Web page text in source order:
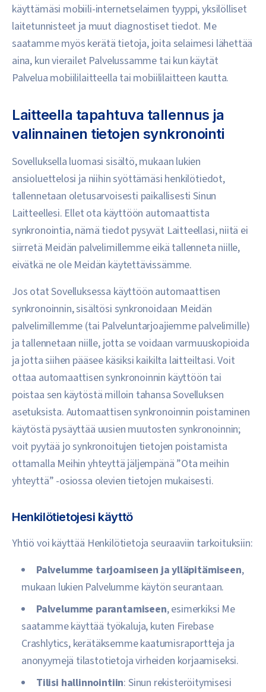
käyttämäsi mobiili-internetselaimen tyyppi, yksilölliset
laitetunnisteet ja muut diagnostiset tiedot. Me
saatamme myös kerätä tietoja, joita selaimesi lähettää
aina, kun vierailet Palvelussamme tai kun käytät
Palvelua mobiililaitteella tai mobiililaitteen kautta.
Laitteella tapahtuva tallennus ja
valinnainen tietojen synkronointi
Sovelluksella luomasi sisältö, mukaan lukien
ansioluettelosi ja niihin syöttämäsi henkilötiedot,
tallennetaan oletusarvoisesti paikallisesti Sinun
Laitteellesi. Ellet ota käyttöön automaattista
synkronointia, nämä tiedot pysyvät Laitteellasi, niitä ei
siirretä Meidän palvelimillemme eikä tallenneta niille,
eivätkä ne ole Meidän käytettävissämme.
Jos otat Sovelluksessa käyttöön automaattisen
synkronoinnin, sisältösi synkronoidaan Meidän
palvelimillemme (tai Palveluntarjoajiemme palvelimille)
ja tallennetaan niille, jotta se voidaan varmuuskopioida
ja jotta siihen pääsee käsiksi kaikilta laitteiltasi. Voit
ottaa automaattisen synkronoinnin käyttöön tai
poistaa sen käytöstä milloin tahansa Sovelluksen
asetuksista. Automaattisen synkronoinnin poistaminen
käytöstä pysäyttää uusien muutosten synkronoinnin;
voit pyytää jo synkronoitujen tietojen poistamista
ottamalla Meihin yhteyttä jäljempänä ”Ota meihin
yhteyttä” -osiossa olevien tietojen mukaisesti.
Henkilötietojesi käyttö
Yhtiö voi käyttää Henkilötietoja seuraaviin tarkoituksiin:
Palvelumme tarjoamiseen ja ylläpitämiseen,
mukaan lukien Palvelumme käytön seurantaan.
Palvelumme parantamiseen, esimerkiksi Me
saatamme käyttää työkaluja, kuten Firebase
Crashlytics, kerätäksemme kaatumisraportteja ja
anonyymejä tilastotietoja virheiden korjaamiseksi.
Tilisi hallinnointiin: Sinun rekisteröitymisesi